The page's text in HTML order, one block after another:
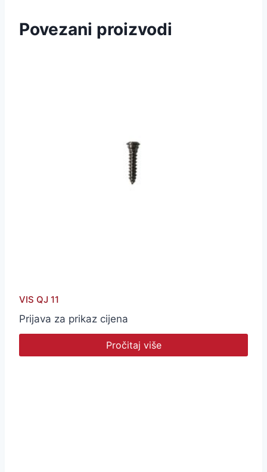
Povezani proizvodi
VIS QJ 11
Prijava za prikaz cijena
Pročitaj više